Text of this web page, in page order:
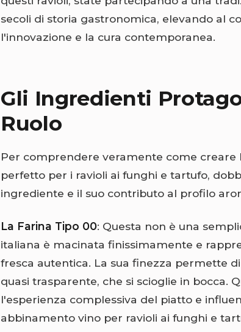
secoli di storia gastronomica, elevando al
l'innovazione e la cura contemporanea.
Gli Ingredienti
Ruolo
Per comprendere veramente come creare
perfetto per i ravioli ai funghi e tartufo,
ingrediente e il suo contributo al profilo
La Farina Tipo 00: Questa non è una
italiana è macinata finissimamente e
fresca autentica. La sua finezza permette
quasi trasparente, che si scioglie in bocca.
l'esperienza complessiva del piatto e
abbinamento vino per ravioli ai funghi e